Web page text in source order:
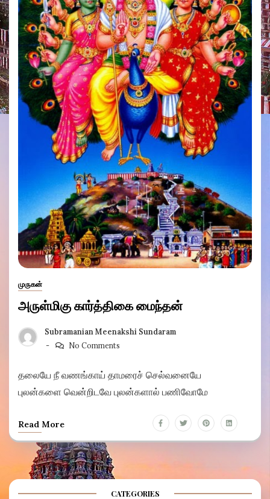
முருகன்
அருள்மிகு கார்த்திகை மைந்தன்
Subramanian Meenakshi Sundaram
No Comments
தலையே நீ வணங்காய் தாமரைச் செல்வனையே
புலன்களை வென்றிடவே புலன்களால் பணிவோமே
Read More
CATEGORIES